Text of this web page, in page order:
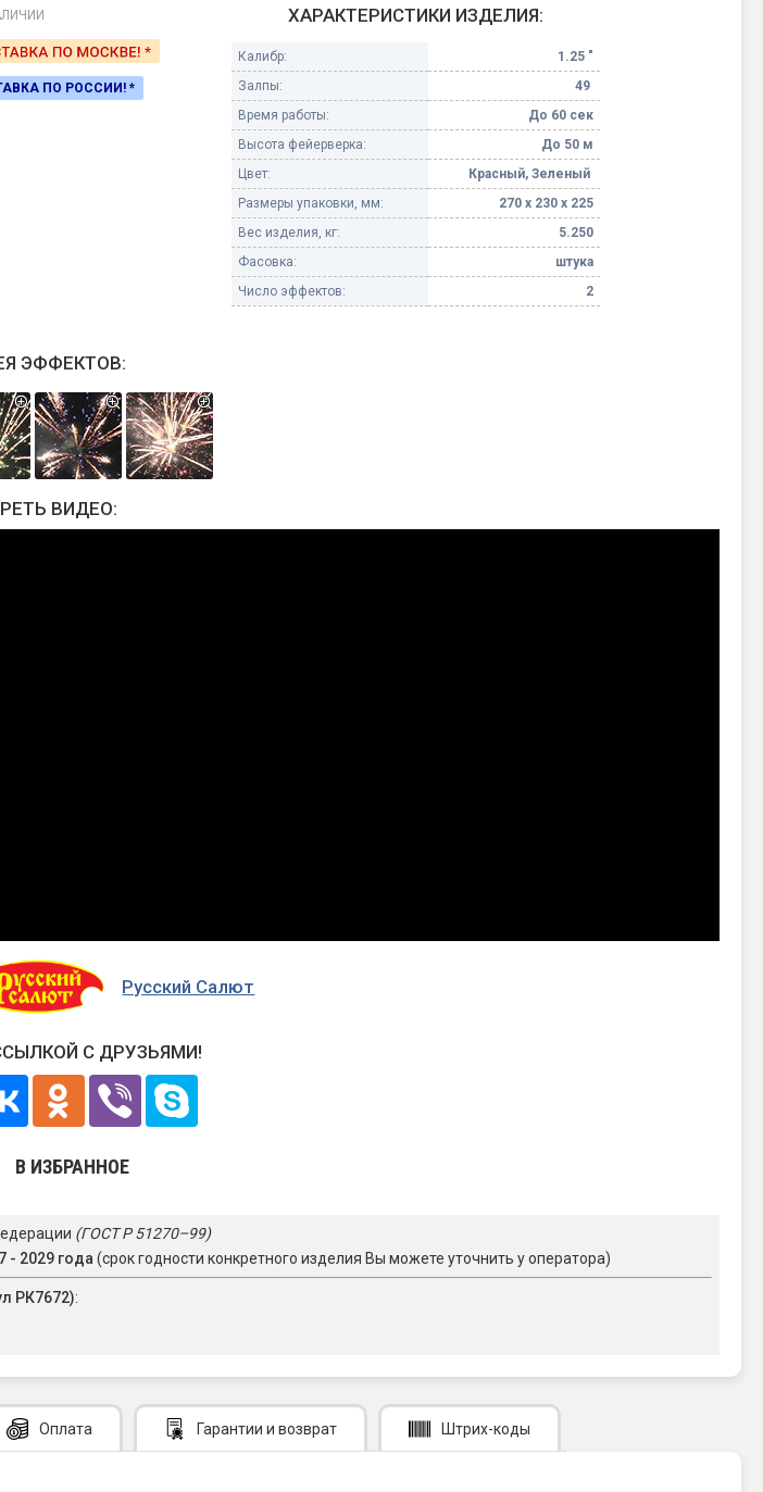
Бенгальские огни
Бенгальские огни малые
Бенгальские огни большие
Фонтаны пиротехнические
Фонтаны в торт (холодные)
Фонтаны сценические (холодные)
Ракеты
Фестивальные шары
Небесные фонарики
Оборудование для
спецэффектов
Елочные гирлянды
ПО РОССИИ! *
ХАРАКТЕРИСТИКИ ИЗДЕЛИЯ:
Калибр:
1.25 "
Залпы:
49
Время работы:
До 60 сек
Высота фейерверка:
До 50 м
Цвет:
Красный, Зеленый
Размеры упаковки, мм:
270 х 230 х 225
Вес изделия, кг:
5.250
Фасовка:
штука
Число эффектов:
2
ЭФФЕКТОВ:
ВИДЕО:
Русский Салют
С ДРУЗЬЯМИ!
В ИЗБРАННОЕ
(ГОСТ Р 51270–99)
- 2029 года (срок годности конкретного изделия Вы можете уточнить у оператора)
РК7672):
Оплата Гарантии и возврат Штрих-коды